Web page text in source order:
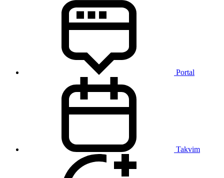
Portal
Takvim